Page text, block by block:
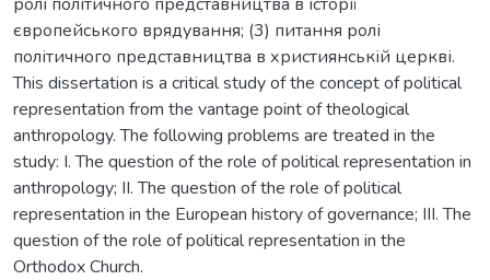
європейського врядування; (3) питання ролі
політичного представництва в християнській церкві.
This dissertation is a critical study of the concept of political
representation from the vantage point of theological
anthropology. The following problems are treated in the
study: I. The question of the role of political representation in
anthropology; II. The question of the role of political
representation in the European history of governance; III. The
question of the role of political representation in the
Orthodox Church.